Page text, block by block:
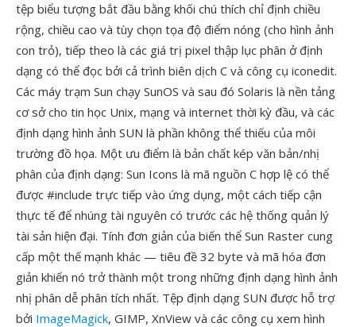
tệp biểu tượng bắt đầu bằng khối chú thích chỉ định chiều
rộng, chiều cao và tùy chọn tọa độ điểm nóng (cho hình ảnh
con trỏ), tiếp theo là các giá trị pixel thập lục phân ở định
dạng có thể đọc bởi cả trình biên dịch C và công cụ iconedit.
Các máy trạm Sun chạy SunOS và sau đó Solaris là nền tảng
cơ sở cho tin học Unix, mạng và internet thời kỳ đầu, và các
định dạng hình ảnh SUN là phần không thể thiếu của môi
trường đồ họa. Một ưu điểm là bản chất kép văn bản/nhị
phân của định dạng: Sun Icons là mã nguồn C hợp lệ có thể
được #include trực tiếp vào ứng dụng, một cách tiếp cận
thực tế để nhúng tài nguyên có trước các hệ thống quản lý
tài sản hiện đại. Tính đơn giản của biến thể Sun Raster cung
cấp một thế mạnh khác — tiêu đề 32 byte và mã hóa đơn
giản khiến nó trở thành một trong những định dạng hình ảnh
nhị phân dễ phân tích nhất. Tệp định dạng SUN được hỗ trợ
bởi ImageMagick, GIMP, XnView và các công cụ xem hình